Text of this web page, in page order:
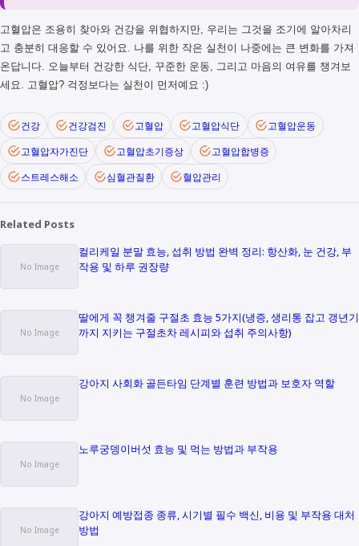
고혈압은 조용히 찾아와 건강을 위협하지만, 우리는 그것을 조기에 알아차리
고 충분히 대응할 수 있어요. 나를 위한 작은 실천이 나중에는 큰 변화를 가져
온답니다. 오늘부터 건강한 식단, 꾸준한 운동, 그리고 마음의 여유를 챙겨보
세요. 고혈압? 걱정보다는 실천이 먼저예요 :)
건강 건강검진 고혈압 고혈압식단
고혈압운동
고혈압자가진단
고혈압초기증상
고혈압합병증
스트레스해소
심혈관질환 혈압관리
Related Posts
컬리케일 분말 효능, 섭취 방법 완벽 정리: 항산화, 눈 건강, 부
작용 및 하루 권장량
딸에게 꼭 챙겨줄 구절초 효능 5가지(냉증, 생리통 잡고 갱년기
까지 지키는 구절초차 레시피와 섭취 주의사항)
강아지 사회화 골든타임 단계별 훈련 방법과 보호자 역할
노루궁뎅이버섯 효능 및 먹는 방법과 부작용
강아지 예방접종 종류, 시기별 필수 백신, 비용 및 부작용 대처
방법